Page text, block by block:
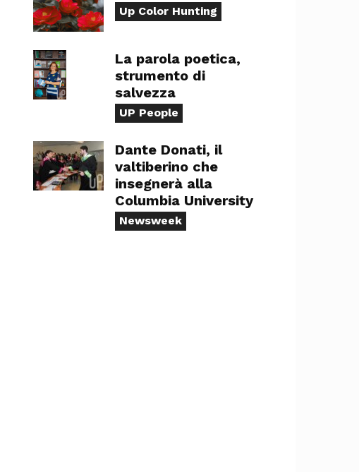
Up Color Hunting
La parola poetica,
strumento di
salvezza
UP People
Dante Donati, il
valtiberino che
insegnerà alla
Columbia University
Newsweek